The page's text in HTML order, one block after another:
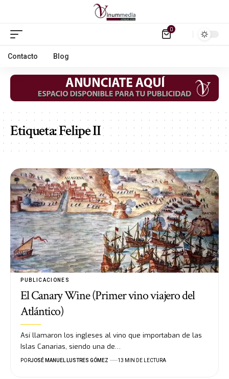
0
Contacto Blog
Etiqueta:Felipe II
PUBLICACIONES
El Canary Wine (Primer vino viajero del
Atlántico)
Así llamaron los ingleses al vino que importaban de las
Islas Canarias, siendo una de…
PORJOSÉ MANUEL LUSTRES GÓMEZ 13 MIN DE LECTURA